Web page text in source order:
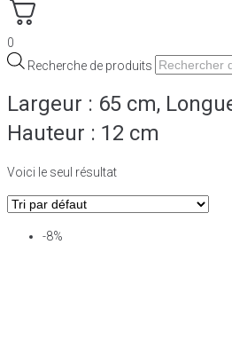
0
Recherche de produits
Largeur : 65 cm,
Hauteur : 12 cm
Voici le seul résultat
-8%